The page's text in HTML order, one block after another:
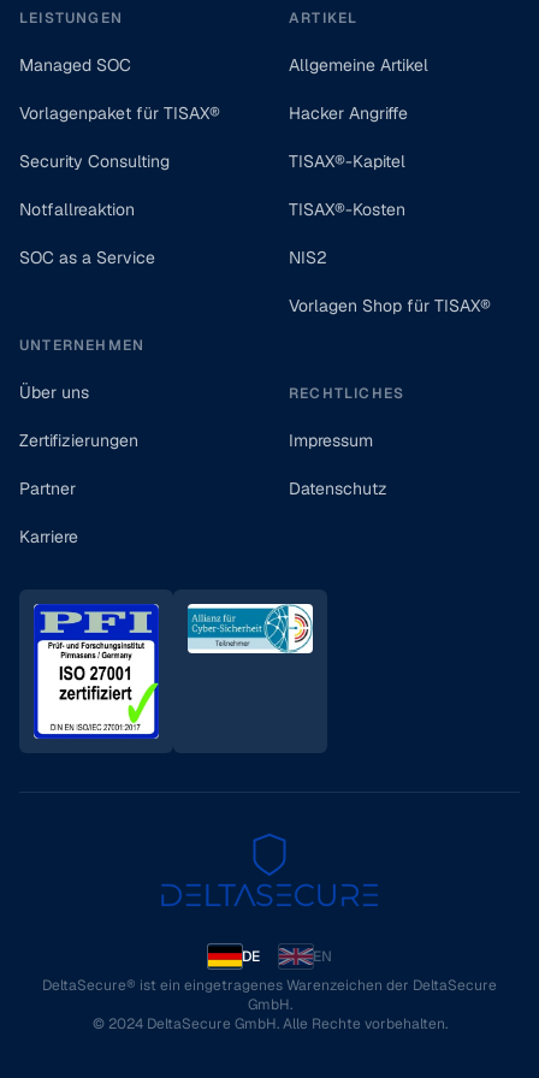
LEISTUNGEN
Managed SOC
Vorlagenpaket für TISAX®
Security Consulting
Notfallreaktion
SOC as a Service
UNTERNEHMEN
Über uns
Zertifizierungen
Partner
Karriere
ARTIKEL
Allgemeine Artikel
Hacker Angriffe
TISAX®-Kapitel
TISAX®-Kosten
NIS2
Vorlagen Shop für TISAX®
RECHTLICHES
Impressum
Datenschutz
DE
EN
DeltaSecure® ist ein eingetragenes Warenzeichen der DeltaSecure
GmbH.
© 2024 DeltaSecure GmbH. Alle Rechte vorbehalten.